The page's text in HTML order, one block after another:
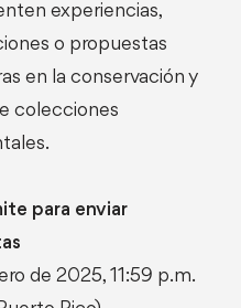
experiencias,
o propuestas
en la conservación y
colecciones
para enviar
de 2025, 11:59 p.m.